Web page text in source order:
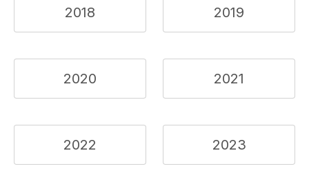
2018 2019
2020 2021
2022 2023